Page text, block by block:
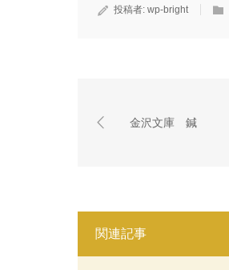
投稿者: wp-bright
金沢文庫 鍼
関連記事